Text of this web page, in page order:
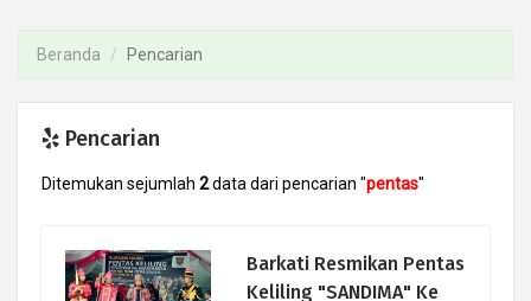
Beranda Pencarian
Pencarian
Ditemukan sejumlah 2data dari pencarian "pentas"
Barkati Resmikan Pentas
Keliling "SANDIMA" Ke